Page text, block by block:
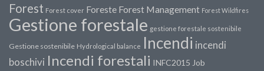
Forest Forest cover Foreste Forest Management Forest Wildfires
Gestione forestale gestione forestale sostenibile
Gestione sostenibile Hydrological balance Incendi incendi
boschivi Incendi forestali INFC2015 Job